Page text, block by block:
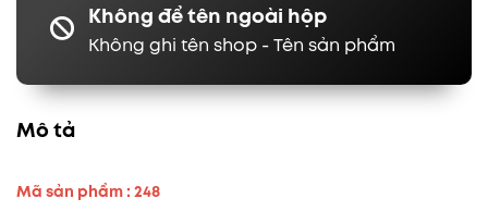
Không để tên ngoài hộp
Không ghi tên shop - Tên sản phẩm
Mô tả
Mã sản phẩm : 248